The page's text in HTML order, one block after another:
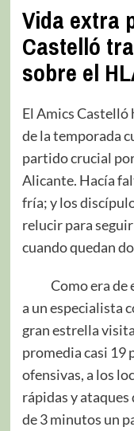
Vida extra
Castelló
sobre el
El Amics Castelló
de la temporada
partido crucial
Alicante. Hacía
fría; y los
relucir para
cuando quedan
Como era de
a un especialista
gran estrella
promedia casi 19
ofensivas, a los
rápidas y
de 3 minutos un